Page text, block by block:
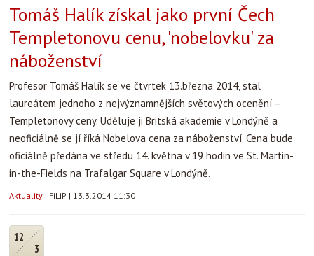
Tomáš Halík získal jako první Čech
Templetonovu cenu, 'nobelovku' za
náboženství
Profesor Tomáš Halík se ve čtvrtek 13.března 2014, stal
laureátem jednoho z nejvýznamnějších světových ocenění –
Templetonovy ceny. Uděluje ji Britská akademie v Londýně a
neoficiálně se jí říká Nobelova cena za náboženství. Cena bude
oficiálně předána ve středu 14. května v 19 hodin ve St. Martin-
in-the-Fields na Trafalgar Square v Londýně.
Aktuality | FiLiP | 13.3.2014 11:30
12
3